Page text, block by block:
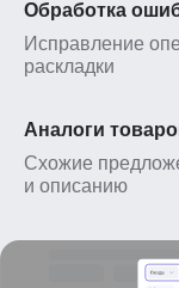
Обработка
Исправление
раскладки
Аналоги
Схожие
и описанию